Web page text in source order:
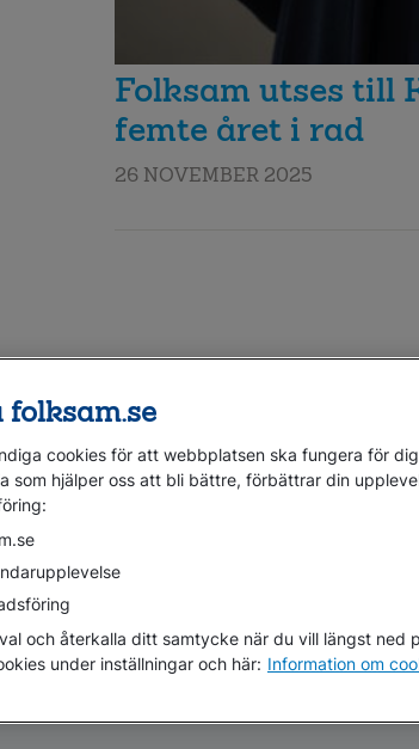
Folksam utses till
femte året i rad
26 NOVEMBER 2025
Personuppgifter GDPR
folksam.se
cookies för att webbplatsen ska fungera för
som hjälper oss att bli bättre, förbättrar din
och återkalla ditt samtycke när du vill längst ned
under inställningar och här: Information om